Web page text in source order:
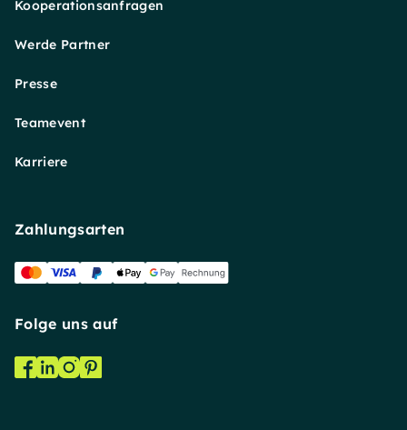
Kooperationsanfragen
Werde Partner
Presse
Teamevent
Karriere
Zahlungsarten
Folge uns auf